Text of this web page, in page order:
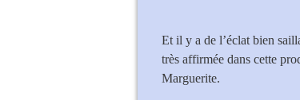
Et il y a de l’éclat bien
très affirmée dans cette
Marguerite.